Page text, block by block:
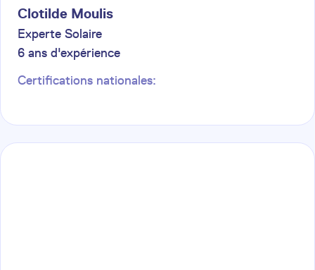
Clotilde Moulis
Experte Solaire
6 ans d'expérience
Certifications nationales: